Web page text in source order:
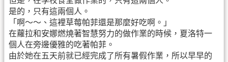
是的，只有這兩個人。
「啊～～、這裡草莓帕菲還是那麼好吃啊。」
在蘿拉和安娜燃燒著智慧努力的做作業的時候，夏洛特一
個人在旁邊優雅的吃著帕菲。
由於她在五天前就已經完成了所有暑假作業，所以早早的